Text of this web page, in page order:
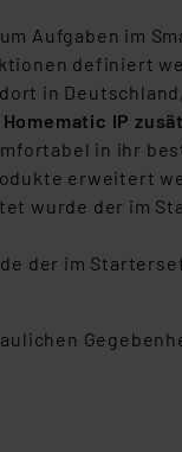
Aufgaben im
definiert
in
IP
in ihr
erweitert
wurde der im
der im